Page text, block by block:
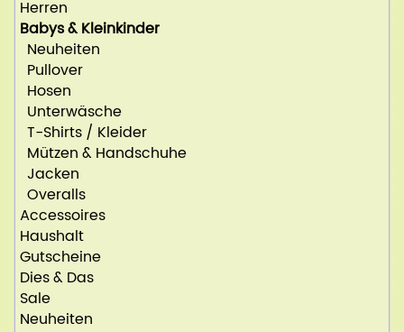
Herren
Babys & Kleinkinder
Neuheiten
Pullover
Hosen
Unterwäsche
T-Shirts / Kleider
Mützen & Handschuhe
Jacken
Overalls
Accessoires
Haushalt
Gutscheine
Dies & Das
Sale
Neuheiten